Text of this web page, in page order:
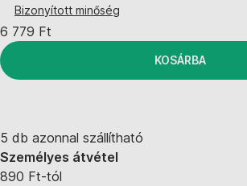
Bizonyított minőség
6 779 Ft
KOSÁRBA
5 db azonnal szállítható
Személyes átvétel
890 Ft-tól